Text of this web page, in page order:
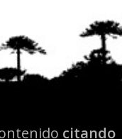
citando